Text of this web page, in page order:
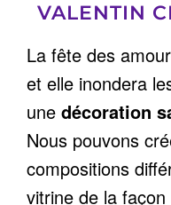
VALENTIN
La fête des
et elle inondera
une décoration
Nous pouvons
compositions
vitrine de la façon